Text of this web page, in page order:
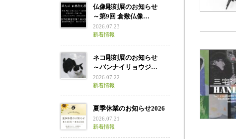
仏像彫刻展のお知らせ
～第9回 倉敷仏像…
2026.07.23
新着情報
ネコ彫刻展のお知らせ
～バンナイリョウジ…
2026.07.22
新着情報
夏季休業のお知らせ2026
2026.07.21
新着情報